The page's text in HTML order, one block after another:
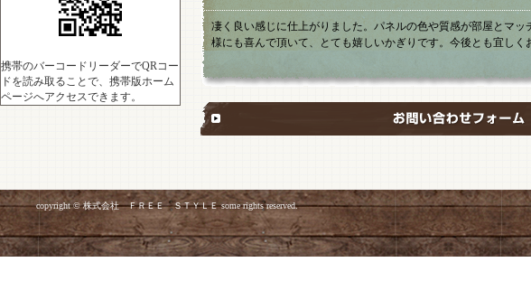
凄く良い感じに仕上がりました。パネルの色や質感が部屋とマ
様にも喜んで頂いて、とても嬉しいかぎりです。今後とも宜
携帯のバーコードリーダーでQRコー
ドを読み取ることで、携帯版ホーム
ページへアクセスできます。
copyright © 株式会社 ＦＲＥＥ ＳＴＹＬＥ some rights reserved.